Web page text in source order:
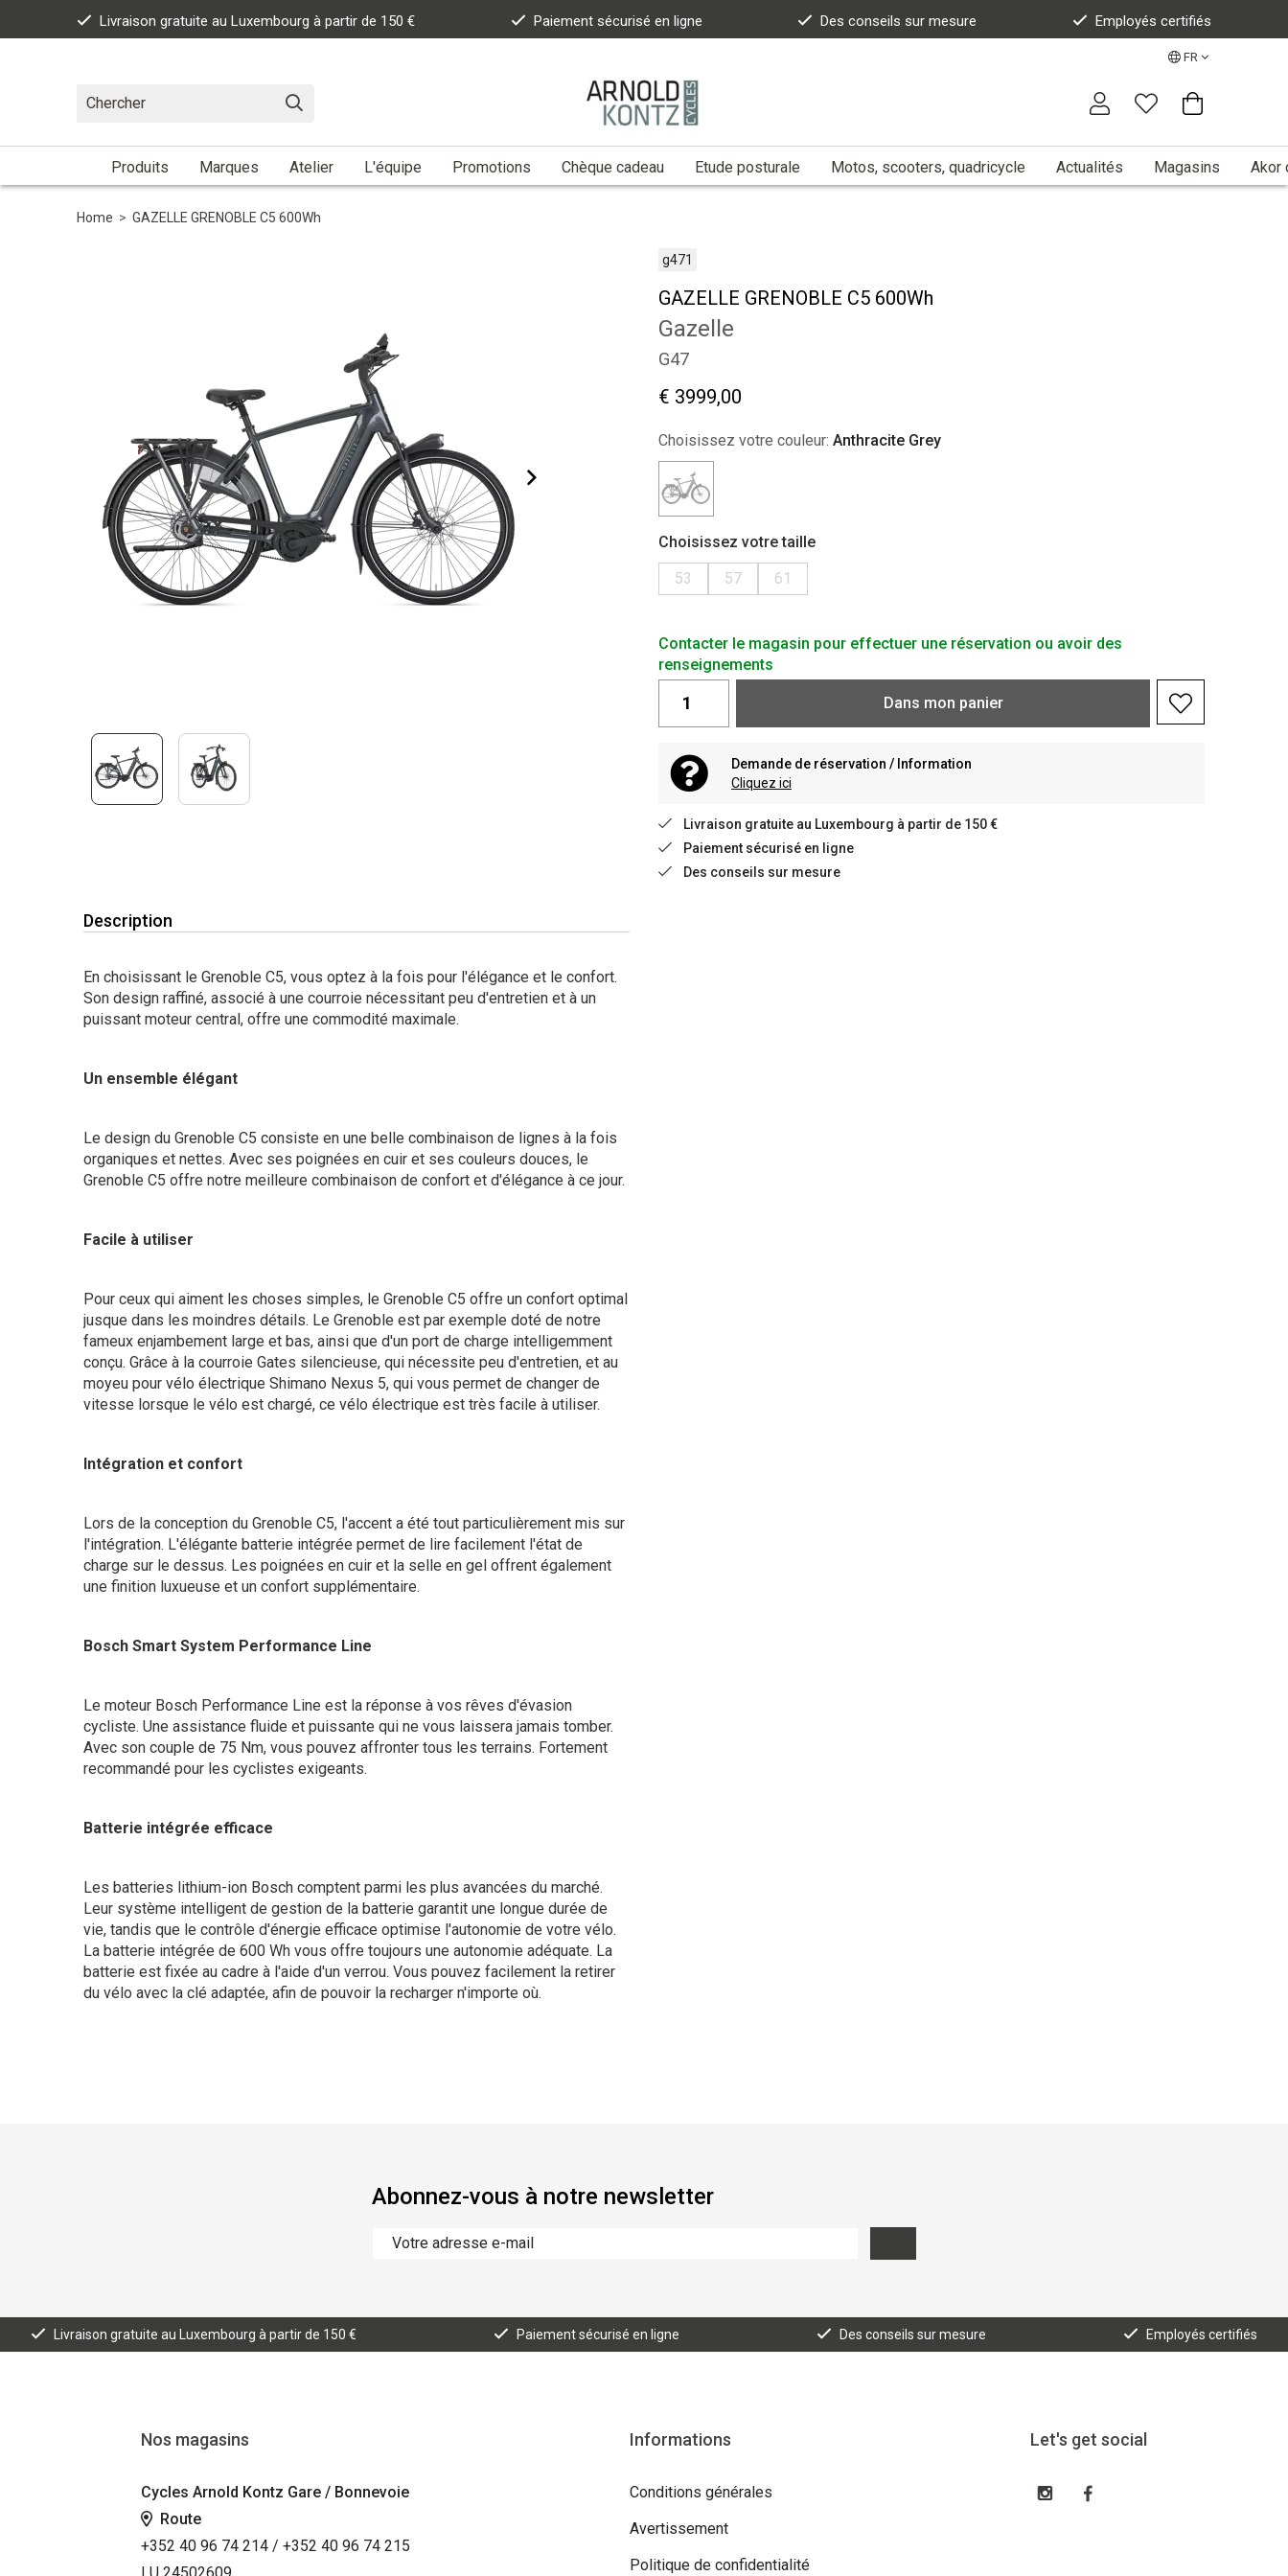
Livraison gratuite au Luxembourg à partir de 150 € Paiement sécurisé en ligne Des conseils sur mesure Employés certifiés
FR
Produits Marques Atelier L'équipe Promotions Chèque cadeau Etude posturale Motos, scooters, quadricycle Actualités Magasins Akor
Home > GAZELLE GRENOBLE C5 600Wh
g471
GAZELLE GRENOBLE C5 600Wh
Gazelle
G47
€ 3999,00
Choisissez votre couleur: Anthracite Grey
Choisissez votre taille
53
57 61
Contacter le magasin pour effectuer une réservation ou avoir des
renseignements
Dans mon panier
Demande de réservation / Information
Cliquez ici
Livraison gratuite au Luxembourg à partir de 150 €
Paiement sécurisé en ligne
Des conseils sur mesure
Description
En choisissant le Grenoble C5, vous optez à la fois pour l'élégance et le confort.
Son design raffiné, associé à une courroie nécessitant peu d'entretien et à un
puissant moteur central, offre une commodité maximale.
Un ensemble élégant
Le design du Grenoble C5 consiste en une belle combinaison de lignes à la fois
organiques et nettes. Avec ses poignées en cuir et ses couleurs douces, le
Grenoble C5 offre notre meilleure combinaison de confort et d'élégance à ce jour.
Facile à utiliser
Pour ceux qui aiment les choses simples, le Grenoble C5 offre un confort optimal
jusque dans les moindres détails. Le Grenoble est par exemple doté de notre
fameux enjambement large et bas, ainsi que d'un port de charge intelligemment
conçu. Grâce à la courroie Gates silencieuse, qui nécessite peu d'entretien, et au
moyeu pour vélo électrique Shimano Nexus 5, qui vous permet de changer de
vitesse lorsque le vélo est chargé, ce vélo électrique est très facile à utiliser.
Intégration et confort
Lors de la conception du Grenoble C5, l'accent a été tout particulièrement mis sur
l'intégration. L'élégante batterie intégrée permet de lire facilement l'état de
charge sur le dessus. Les poignées en cuir et la selle en gel offrent également
une finition luxueuse et un confort supplémentaire.
Bosch Smart System Performance Line
Le moteur Bosch Performance Line est la réponse à vos rêves d'évasion
cycliste. Une assistance fluide et puissante qui ne vous laissera jamais tomber.
Avec son couple de 75 Nm, vous pouvez affronter tous les terrains. Fortement
recommandé pour les cyclistes exigeants.
Batterie intégrée efficace
Les batteries lithium-ion Bosch comptent parmi les plus avancées du marché.
Leur système intelligent de gestion de la batterie garantit une longue durée de
vie, tandis que le contrôle d'énergie efficace optimise l'autonomie de votre vélo.
La batterie intégrée de 600 Wh vous offre toujours une autonomie adéquate. La
batterie est fixée au cadre à l'aide d'un verrou. Vous pouvez facilement la retirer
du vélo avec la clé adaptée, afin de pouvoir la recharger n'importe où.
Abonnez-vous à notre newsletter
Livraison gratuite au Luxembourg à partir de 150 € Paiement sécurisé en ligne Des conseils sur mesure Employés certifiés
Nos magasins
Cycles Arnold Kontz Gare / Bonnevoie
Route
+352 40 96 74 214 / +352 40 96 74 215
Informations
Conditions générales
Avertissement
Politique de confidentialité
Let's get social